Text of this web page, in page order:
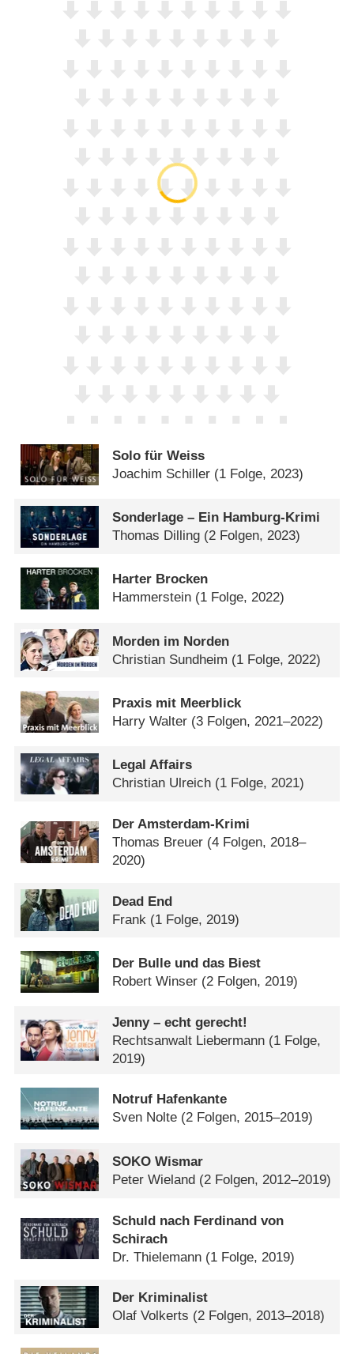
Solo für Weiss
Joachim Schiller (1 Folge, 2023)
Sonderlage – Ein Hamburg-Krimi
Thomas Dilling (2 Folgen, 2023)
Harter Brocken
Hammerstein (1 Folge, 2022)
Morden im Norden
Christian Sundheim (1 Folge, 2022)
Praxis mit Meerblick
Harry Walter (3 Folgen, 2021–2022)
Legal Affairs
Christian Ulreich (1 Folge, 2021)
Der Amsterdam-Krimi
Thomas Breuer (4 Folgen, 2018–
2020)
Dead End
Frank (1 Folge, 2019)
Der Bulle und das Biest
Robert Winser (2 Folgen, 2019)
Jenny – echt gerecht!
Rechtsanwalt Liebermann (1 Folge,
2019)
Notruf Hafenkante
Sven Nolte (2 Folgen, 2015–2019)
SOKO Wismar
Peter Wieland (2 Folgen, 2012–2019)
Schuld nach Ferdinand von
Schirach
Dr. Thielemann (1 Folge, 2019)
Der Kriminalist
Olaf Volkerts (2 Folgen, 2013–2018)